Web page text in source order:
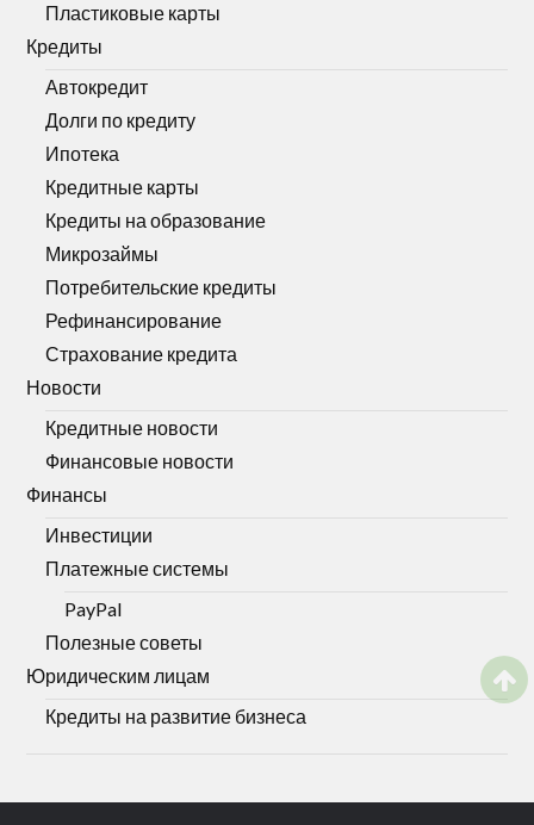
Пластиковые карты
Кредиты
Автокредит
Долги по кредиту
Ипотека
Кредитные карты
Кредиты на образование
Микрозаймы
Потребительские кредиты
Рефинансирование
Страхование кредита
Новости
Кредитные новости
Финансовые новости
Финансы
Инвестиции
Платежные системы
PayPal
Полезные советы
Юридическим лицам
Кредиты на развитие бизнеса